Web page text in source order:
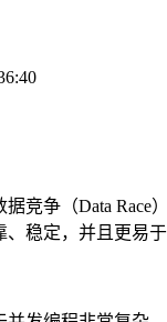
据竞争（Data
稳定，并且更易于